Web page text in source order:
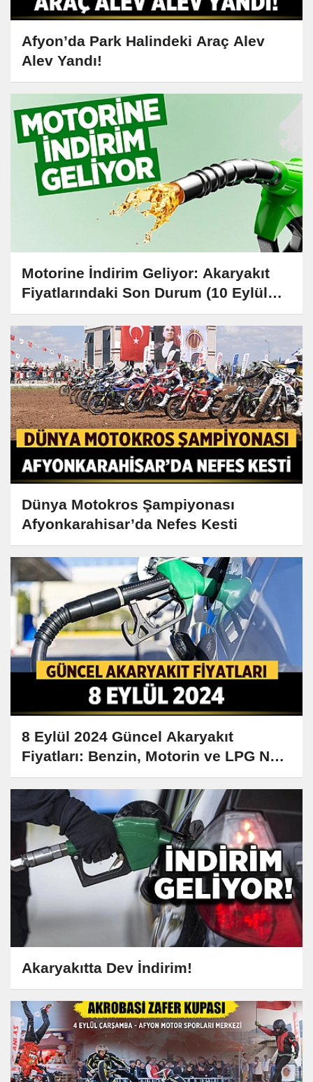
Afyon’da Park Halindeki Araç Alev
Alev Yandı!
Motorine İndirim Geliyor: Akaryakıt
Fiyatlarındaki Son Durum (10 Eylül
2024)
Dünya Motokros Şampiyonası
Afyonkarahisar’da Nefes Kesti
8 Eylül 2024 Güncel Akaryakıt
Fiyatları: Benzin, Motorin ve LPG Ne
Kadar?
Akaryakıtta Dev İndirim!